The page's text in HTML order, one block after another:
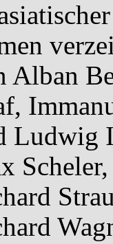
Alban
Ludwig